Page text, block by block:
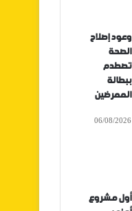
وعود إصلاح
الصحة
تصطدم
ببطالة
الممرضين
06/08/2026
أول مشروع